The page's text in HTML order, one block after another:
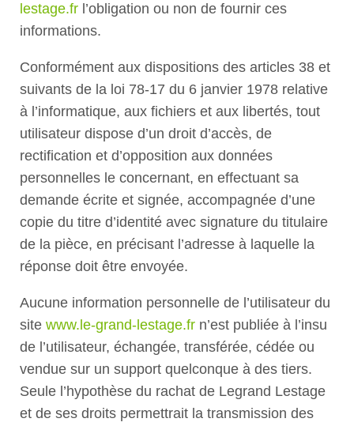
lestage.fr l’obligation ou non de fournir ces
informations.
Conformément aux dispositions des articles 38 et
suivants de la loi 78-17 du 6 janvier 1978 relative
à l’informatique, aux fichiers et aux libertés, tout
utilisateur dispose d’un droit d’accès, de
rectification et d’opposition aux données
personnelles le concernant, en effectuant sa
demande écrite et signée, accompagnée d’une
copie du titre d’identité avec signature du titulaire
de la pièce, en précisant l’adresse à laquelle la
réponse doit être envoyée.
Aucune information personnelle de l’utilisateur du
site www.le-grand-lestage.fr n’est publiée à l’insu
de l’utilisateur, échangée, transférée, cédée ou
vendue sur un support quelconque à des tiers.
Seule l’hypothèse du rachat de Legrand Lestage
et de ses droits permettrait la transmission des